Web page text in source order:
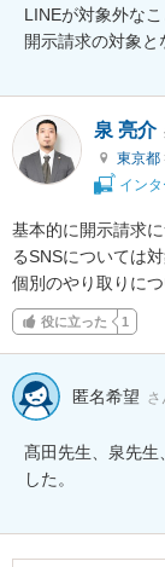
LINEが対象外な
開示請求の対象と
泉 亮介
東京都
イン
基本的に開示請求
るSNSについては
個別のやり取りに
役に立った 1
匿名希望 さ
髙田先生、泉先生
した。